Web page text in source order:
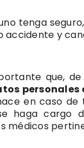
tenga
accidente y
que,
en caso
haga cargo
médicos